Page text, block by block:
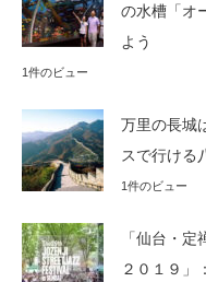
の水槽「オ
よう
1件のビュー
万里の長城
スで行ける
1件のビュー
「仙台・
２０１９」